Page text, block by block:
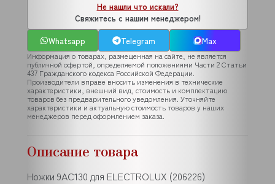
Не нашли что искали?
Свяжитесь с нашим менеджером!
Whatsapp
Telegram Max
Информация о товарах, размещенная на сайте, не является
публичной офертой, определяемой положениями Части 2 Статьи
437 Гражданского кодекса Российской Федерации.
Производители вправе вносить изменения в технические
характеристики, внешний вид, стоимость и комплектацию
товаров без предварительного уведомления. Уточняйте
характеристики и актуальную стоимость товаров у наших
менеджеров перед оформлением заказа.
Описание товара
Ножки 9AC130 для ELECTROLUX (206226)